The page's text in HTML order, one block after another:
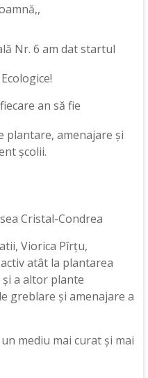
Nr. 6 am dat startul
an să fie
plantare, amenajare și
școlii.
Cristal-Condrea
Viorica Pîrțu,
atât la plantarea
a altor plante
greblare și amenajare a
mediu mai curat și mai